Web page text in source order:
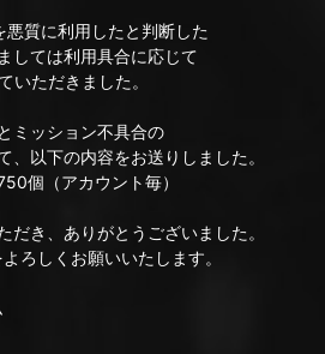
質に利用したと判断した
ては利用具合に応じて
ただきました。
ミッション不具合の
以下の内容をお送りしました。
個（アカウント毎）
だき、ありがとうございました。
ろしくお願いいたします。